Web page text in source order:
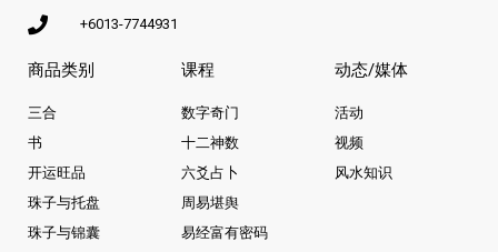
+6013-7744931
商品类别
三合
书
开运旺品
珠子与托盘
珠子与锦囊
课程
数字奇门
十二神数
六爻占卜
周易堪舆
易经富有密码
动态/媒体
活动
视频
风水知识